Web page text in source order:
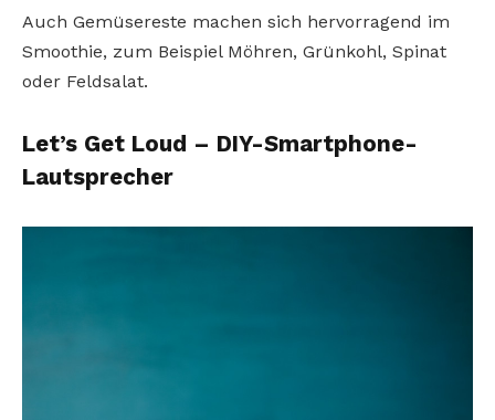
Auch Gemüsereste machen sich hervorragend im
Smoothie, zum Beispiel Möhren, Grünkohl, Spinat
oder Feldsalat.
Let’s Get Loud – DIY-Smartphone-
Lautsprecher